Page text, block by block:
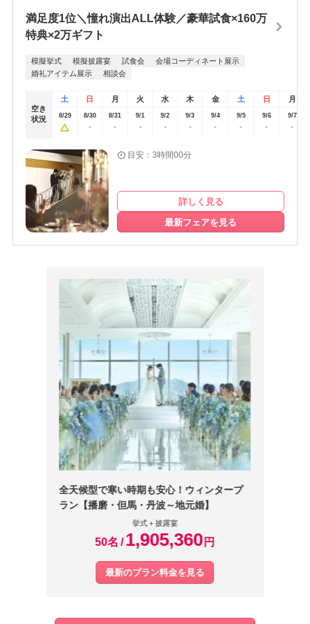
満足度1位＼憧れ演出ALL体験／豪華試食×160万
特典×2万ギフト
模擬挙式 模擬披露宴 試食会
会場コーディネート展示
婚礼アイテム展示
相談会
空き
状況
土 日 月 火 水 木 金 土 日 月
8/29 8/30
-
8/31
-
9/1
-
9/2
-
9/3
-
9/4
-
9/5
-
9/6
-
9/7
-
目安：3時間00分
詳しく見る
最新フェアを見る
全天候型で寒い時期も安心！ウィンタープ
ラン【播磨・但馬・丹波～地元婚】
挙式＋披露宴
50名 1,905,360 円
最新のプラン料金を見る